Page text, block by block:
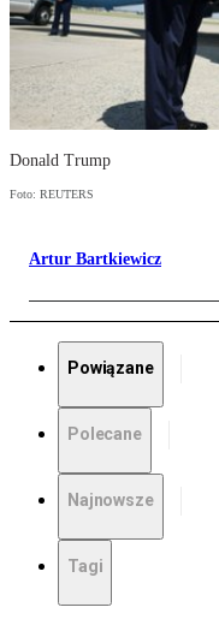
Donald Trump
Foto: REUTERS
Artur Bartkiewicz
Powiązane
Polecane
Najnowsze
Tagi